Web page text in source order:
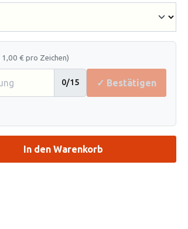
€ pro Zeichen)
0/15 ✓ Bestätigen
den gewünschten Wert
In den Warenkorb